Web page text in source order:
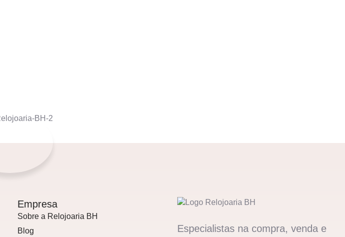
Empresa
Sobre a Relojoaria BH
Blog
Especialistas na compra, venda e